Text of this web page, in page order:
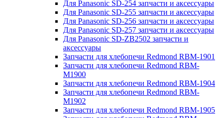
Для Panasonic SD-254 запчасти и аксессуары
Для Panasonic SD-255 запчасти и аксессуары
Для Panasonic SD-256 запчасти и аксессуары
Для Panasonic SD-257 запчасти и аксессуары
Для Panasonic SD-ZB2502 запчасти и
аксессуары
Запчасти для хлебопечи Redmond RBM-1901
Запчасти для хлебопечи Redmond RBM-
M1900
Запчасти для хлебопечи Redmond RBM-1904
Запчасти для хлебопечи Redmond RBM-
M1902
Запчасти для хлебопечи Redmond RBM-1905